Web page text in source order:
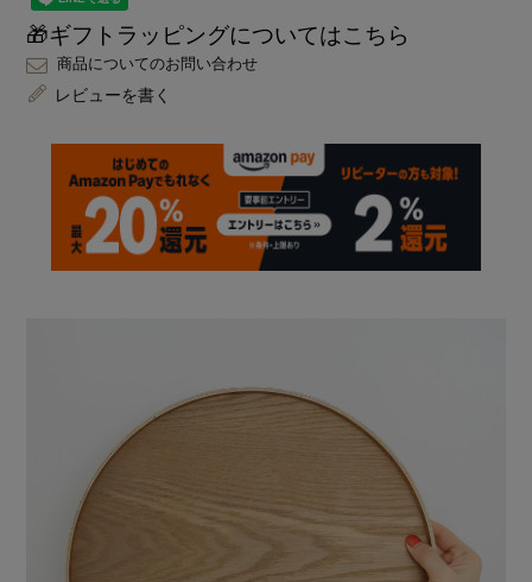
🎁ギフトラッピングについてはこちら
商品についてのお問い合わせ
レビューを書く